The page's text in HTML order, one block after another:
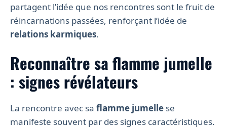
partagent l’idée que nos rencontres sont le fruit de
réincarnations passées, renforçant l’idée de
relations karmiques.
Reconnaître sa flamme jumelle
: signes révélateurs
La rencontre avec sa flamme jumelle se
manifeste souvent par des signes caractéristiques.